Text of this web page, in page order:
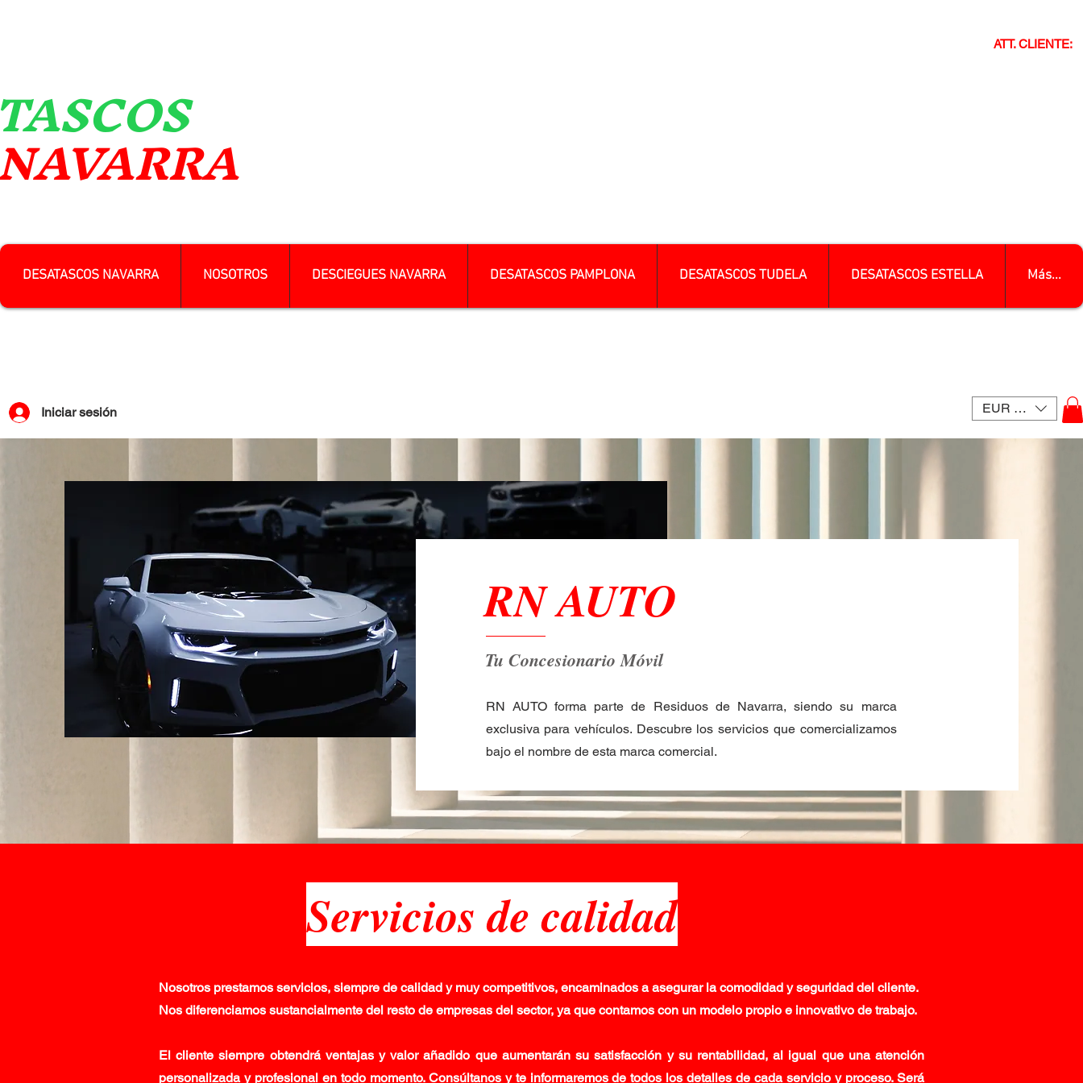
ATT. CLIENTE:
Iniciar sesión
DESATASCOS NAVARRA NOSOTROS DESCIEGUES NAVARRA DESATASCOS PAMPLONA DESATASCOS TUDELA DESATASCOS ESTELLA Más...
EUR (€)
RN AUTO
Tu Concesionario Móvil
RN AUTO forma parte de Residuos de Navarra, siendo su marca
exclusiva para vehículos. Descubre los servicios que comercializamos
bajo el nombre de esta marca comercial.
Servicios de calidad
Nosotros prestamos servicios, siempre de calidad y muy competitivos, encaminados a asegurar la comodidad y seguridad del cliente.
Nos diferenciamos sustancialmente del resto de empresas del sector, ya que contamos con un modelo propio e innovativo de trabajo.
El cliente siempre obtendrá ventajas y valor añadido que aumentarán su satisfacción y su rentabilidad, al igual que una atención
personalizada y profesional en todo momento. Consúltanos y te informaremos de todos los detalles de cada servicio y proceso. Será